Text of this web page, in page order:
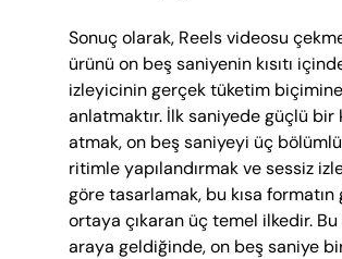
Sonuç olarak, Reels videosu
ürünü on beş saniyenin kısıtı
izleyicinin gerçek tüketim
anlatmaktır. İlk saniyede güçlü bir
atmak, on beş saniyeyi üç
ritimle yapılandırmak ve sessiz
göre tasarlamak, bu kısa formatın
ortaya çıkaran üç temel ilkedir.
araya geldiğinde, on beş saniye bir